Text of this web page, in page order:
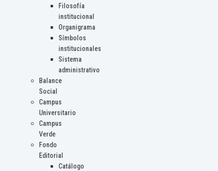
Filosofía
institucional
Organigrama
Símbolos
institucionales
Sistema
administrativo
Balance
Social
Campus
Universitario
Campus
Verde
Fondo
Editorial
Catálogo